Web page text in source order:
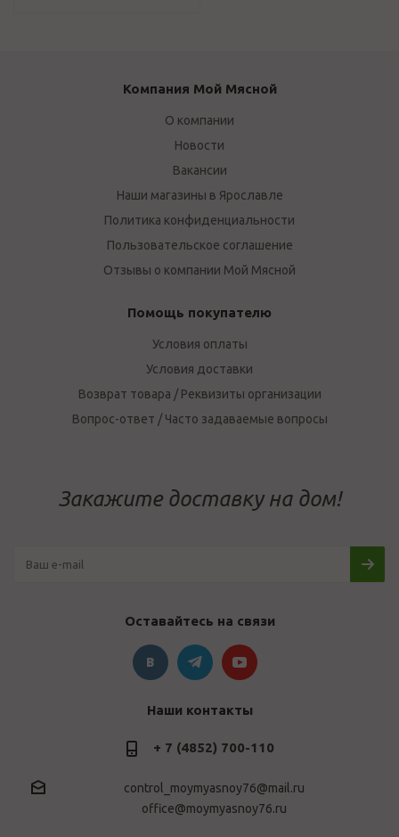
Компания Мой Мясной
О компании
Новости
Вакансии
Наши магазины в Ярославле
Политика конфиденциальности
Пользовательское соглашение
Отзывы о компании Мой Мясной
Помощь покупателю
Условия оплаты
Условия доставки
Возврат товара / Реквизиты организации
Вопрос-ответ / Часто задаваемые вопросы
Закажите доставку на дом!
Оставайтесь на связи
Наши контакты
+ 7 (4852) 700-110
control_moymyasnoy76@mail.ru
office@moymyasnoy76.ru